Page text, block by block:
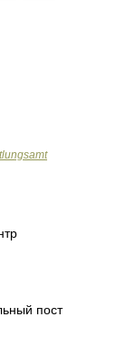
пост